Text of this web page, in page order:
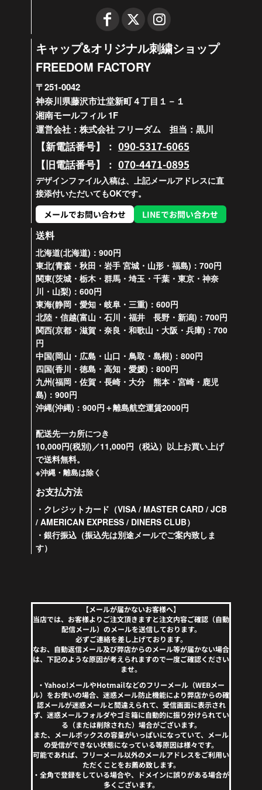
キャップ&オリジナル刺繍ショップ
FREEDOM FACTORY
〒251-0042
神奈川県藤沢市辻堂新町４丁目１－１
湘南モールフィル 1F
運営会社：株式会社 フリーダム 担当：黒川
【新電話番号】： 090-5317-6065
【旧電話番号】： 070-4471-0895
デザインファイル入稿は、上記メールアドレスに直
接添付いただいてもOKです。
メールでお問い合わせ
LINEでお問い合わせ
送料
北海道(北海道)：900円
東北(青森・秋田・岩手 宮城・山形・福島)：700円
関東(茨城・栃木・群馬・埼玉・千葉・東京・神奈
川・山梨)：600円
東海(静岡・愛知・岐阜・三重)：600円
北陸・信越(富山・石川・福井 長野・新潟)：700円
関西(京都・滋賀・奈良・和歌山・大阪・兵庫)：700
円
中国(岡山・広島・山口・鳥取・島根)：800円
四国(香川・徳島・高知・愛媛)：800円
九州(福岡・佐賀・長崎・大分 熊本・宮崎・鹿児
島)：900円
沖縄(沖縄)：900円＋離島航空運賃2000円
配送先一カ所につき
10,000円(税別)／11,000円（税込）以上お買い上げ
で送料無料。
※沖縄・離島は除く
お支払方法
・クレジットカード（VISA / MASTER CARD / JCB
/ AMERICAN EXPRESS / DINERS CLUB）
・銀行振込（振込先は別途メールでご案内致しま
す）
【メールが届かないお客様へ】
当店では、お客様よりご注文頂きますと注文内容ご確認（自動
配信メール）のメールを送信しております。
必ずご連絡を差し上げております。
なお、自動返信メール及び弊店からのメール等が届かない場合
は、下記のような原因が考えられますので一度ご確認ください
ませ。
・Yahoo!メールやHotmailなどのフリーメール（WEBメー
ル）をお使いの場合、迷惑メール防止機能により弊店からの確
認メールが迷惑メールと間違えられて、受信画面に表示され
ず、迷惑メールフォルダやゴミ箱に自動的に振り分けられてい
る（または削除された）場合がございます。
また、メールボックスの容量がいっぱいになっていて、メール
の受信ができない状態になっている等原因は様々です。
可能であれば、フリーメール以外のメールアドレスをご利用い
ただくことをお薦め致します。
・全角で登録をしている場合や、ドメインに誤りがある場合が
多くございます。